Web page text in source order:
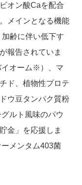
オン酸Caを配合
メインとなる機能
齢に伴い低下す
報告されていま
イオーム※）、マ
ド、植物性プロテ
ウ豆タンパク質粉
ルト風味のパウ
金」を応援しま
メンタム403菌